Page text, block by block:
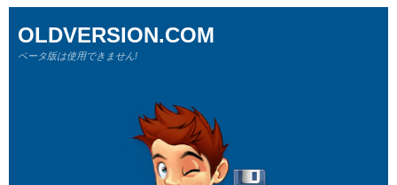
OLDVERSION.COM
ベータ版は使用できません!